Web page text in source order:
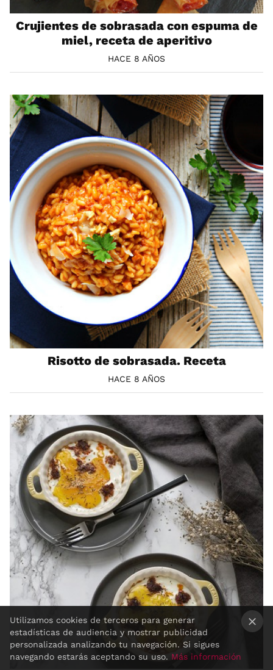
Crujientes de sobrasada con espuma de
miel, receta de aperitivo
HACE 8 AÑOS
Risotto de sobrasada. Receta
HACE 8 AÑOS
Utilizamos cookies de terceros para generar
estadísticas de audiencia y mostrar publicidad
personalizada analizando tu navegación. Si sigues
navegando estarás aceptando su uso. Más información